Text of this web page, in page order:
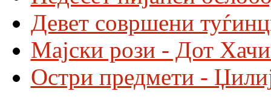
Девет совршени
Мајски рози - Дот
Остри предмети -